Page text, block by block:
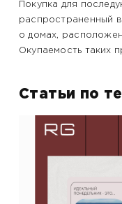
Покупка для
распространенный
о домах,
Окупаемость таких
Статьи по